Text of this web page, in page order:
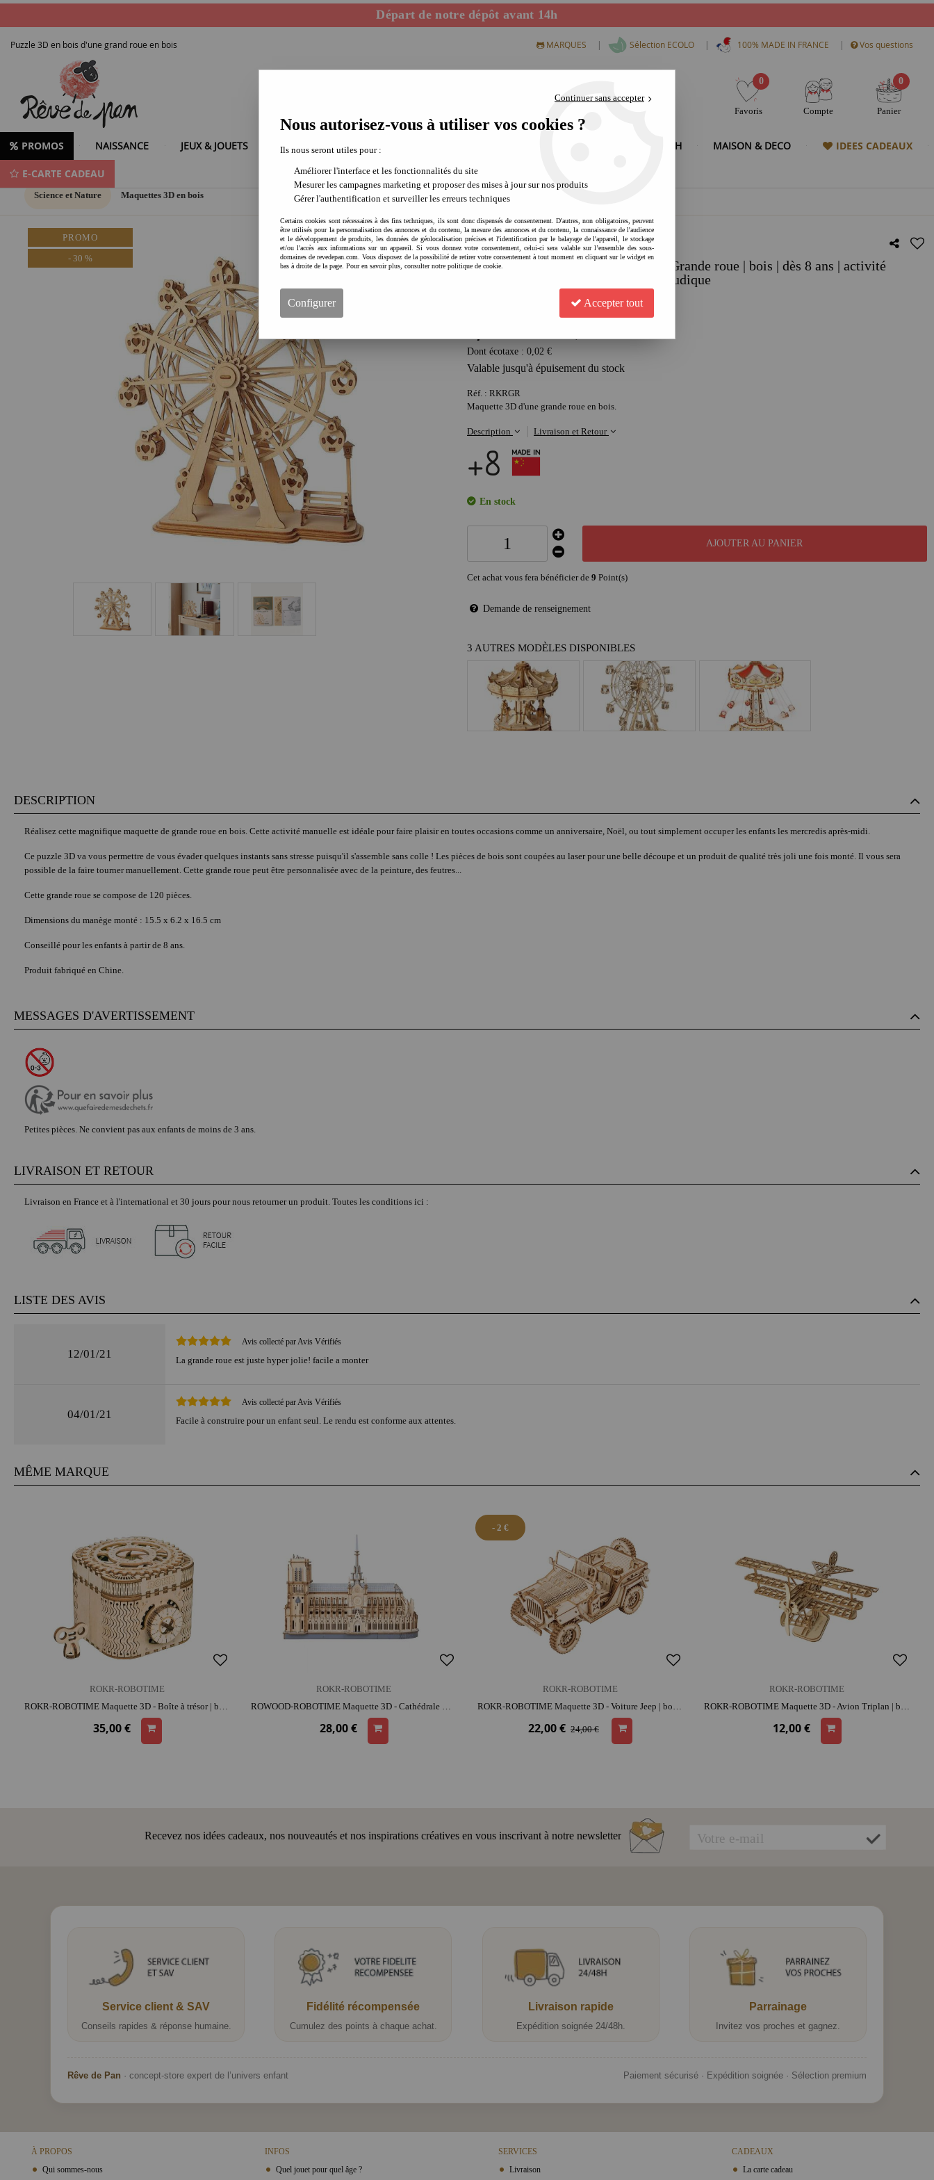
Départ de notre dépôt avant 14h
Puzzle 3D en bois d'une grand roue en bois MARQUES | Sélection ECOLO | 100% MADE IN FRANCE | Vos questions
0
Favoris Compte
0
Panier
PROMOS NAISSANCE JEUX & JOUETS LOISIRS CREATIFS MODE & HIGH TECH MAISON & DECO IDEES CADEAUX
E-CARTE CADEAU
Science et Nature Maquettes 3D en bois
PROMO
- 30 %
ROKR-ROBOTIME Maquette 3D - Grande roue | bois | dès 8 ans | activité
créative | patience et précision | 3D ludique
9,73€
Dont écotaxe : 0,02 €
Valable jusqu'à épuisement du stock
Réf. : RKRGR
Maquette 3D d'une grande roue en bois.
Description Livraison et Retour
En stock
AJOUTER AU PANIER
Cet achat vous fera bénéficier de 9 Point(s)
Demande de renseignement
3 AUTRES MODÈLES DISPONIBLES
DESCRIPTION
Réalisez cette magnifique maquette de grande roue en bois. Cette activité manuelle est idéale pour faire plaisir en toutes occasions comme un anniversaire, Noël, ou tout simplement occuper les enfants les mercredis après-midi.
Ce puzzle 3D va vous permettre de vous évader quelques instants sans stresse puisqu'il s'assemble sans colle ! Les pièces de bois sont coupées au laser pour une belle découpe et un produit de qualité très joli une fois monté. Il vous sera
possible de la faire tourner manuellement. Cette grande roue peut être personnalisée avec de la peinture, des feutres...
Cette grande roue se compose de 120 pièces.
Dimensions du manège monté : 15.5 x 6.2 x 16.5 cm
Conseillé pour les enfants à partir de 8 ans.
Produit fabriqué en Chine.
MESSAGES D'AVERTISSEMENT
Petites pièces. Ne convient pas aux enfants de moins de 3 ans.
LIVRAISON ET RETOUR
Livraison en France et à l'international et 30 jours pour nous retourner un produit. Toutes les conditions ici :
LISTE DES AVIS
12/01/21
Avis collecté par Avis Vérifiés
La grande roue est juste hyper jolie! facile a monter
04/01/21
Avis collecté par Avis Vérifiés
Facile à construire pour un enfant seul. Le rendu est conforme aux attentes.
MÊME MARQUE
ROKR-ROBOTIME
ROKR-ROBOTIME Maquette 3D - Boîte à trésor | bois | dès 14 ans | activité créative | patience et précision | 3D ludique
35,00 €
ROKR-ROBOTIME
ROWOOD-ROBOTIME Maquette 3D - Cathédrale Notre-Dame Paris | bois | dès 14 ans | monument | activité créative
28,00 €
- 2 €
ROKR-ROBOTIME
ROKR-ROBOTIME Maquette 3D - Voiture Jeep | bois | dès 14 ans | activité créative | patience et précision | 3D ludique
22,00 € 24,00 €
ROKR-ROBOTIME
ROKR-ROBOTIME Maquette 3D - Avion Triplan | bois | dès 8 ans | activité créative | patience et précision | 3D ludique
12,00 €
Recevez nos idées cadeaux, nos nouveautés et nos inspirations créatives en vous inscrivant à notre newsletter
Service client & SAV
Conseils rapides & réponse humaine.
Fidélité récompensée
Cumulez des points à chaque achat.
Livraison rapide
Expédition soignée 24/48h.
Parrainage
Invitez vos proches et gagnez.
Rêve de Pan · concept-store expert de l’univers enfant Paiement sécurisé · Expédition soignée · Sélection premium
À PROPOS
Qui sommes-nous
INFOS
Quel jouet pour quel âge ?
SERVICES
Livraison
CADEAUX
La carte cadeau
Continuer sans accepter
Nous autorisez-vous à utiliser vos cookies ?
Ils nous seront utiles pour :
Améliorer l'interface et les fonctionnalités du site
Mesurer les campagnes marketing et proposer des mises à jour sur nos produits
Gérer l'authentification et surveiller les erreurs techniques
Certains cookies sont nécessaires à des fins techniques, ils sont donc dispensés de consentement. D'autres, non obligatoires, peuvent
être utilisés pour la personnalisation des annonces et du contenu, la mesure des annonces et du contenu, la connaissance de l'audience
et le développement de produits, les données de géolocalisation précises et l'identification par le balayage de l'appareil, le stockage
et/ou l'accès aux informations sur un appareil. Si vous donnez votre consentement, celui-ci sera valable sur l’ensemble des sous-
domaines de revedepan.com. Vous disposez de la possibilité de retirer votre consentement à tout moment en cliquant sur le widget en
bas à droite de la page. Pour en savoir plus, consulter notre politique de cookie.
Configurer Accepter tout